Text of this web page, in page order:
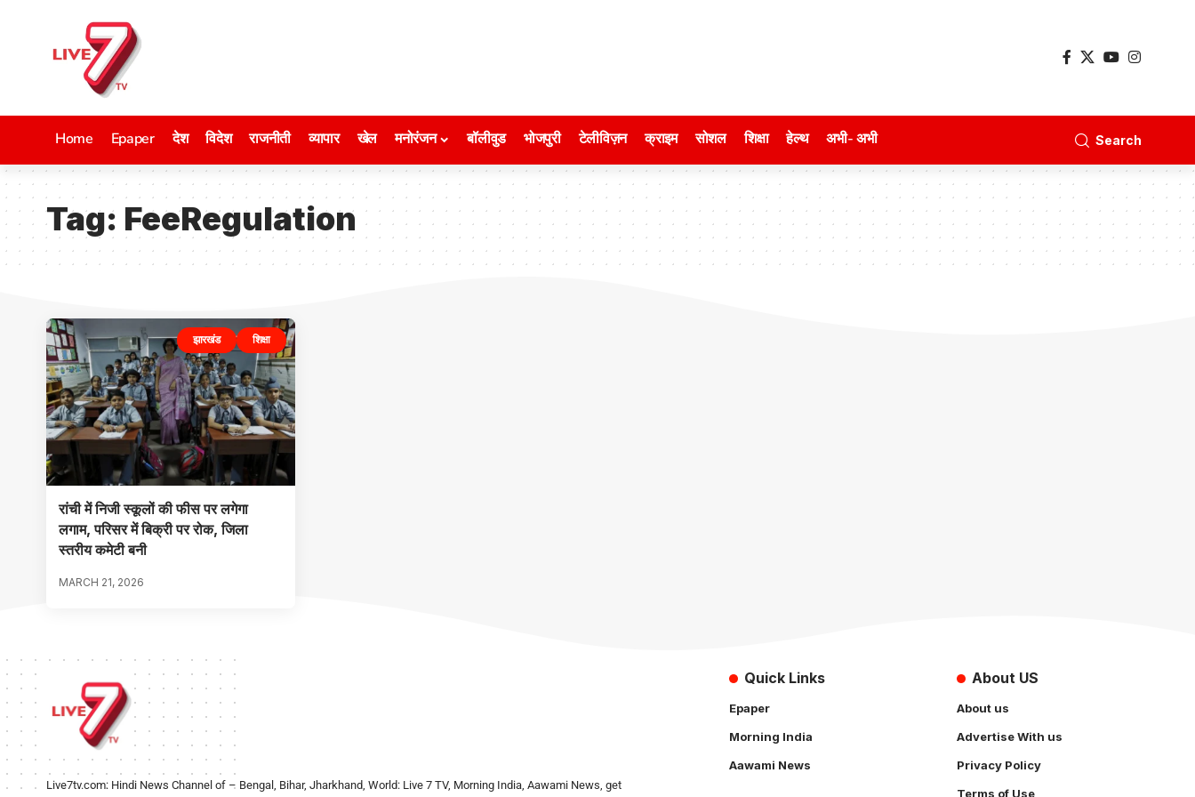
Home Epaper देश विदेश राजनीती व्यापार खेल मनोरंजन बॉलीवुड भोजपुरी टेलीविज़न क्राइम सोशल शिक्षा हेल्थ अभी- अभी Search
Tag: FeeRegulation
झारखंड शिक्षा
रांची में निजी स्कूलों की फीस पर लगेगा
लगाम, परिसर में बिक्री पर रोक, जिला
स्तरीय कमेटी बनी
MARCH 21, 2026
Live7tv.com: Hindi News Channel of – Bengal, Bihar, Jharkhand, World: Live 7 TV, Morning India, Aawami News, get
Quick Links
Epaper
Morning India
Aawami News
About US
About us
Advertise With us
Privacy Policy
Terms of Use